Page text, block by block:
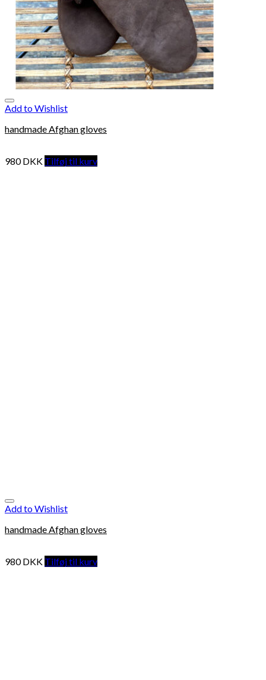
Add to Wishlist
handmade Afghan gloves
980DKK Tilføj til kurv
Add to Wishlist
handmade Afghan gloves
980DKK Tilføj til kurv